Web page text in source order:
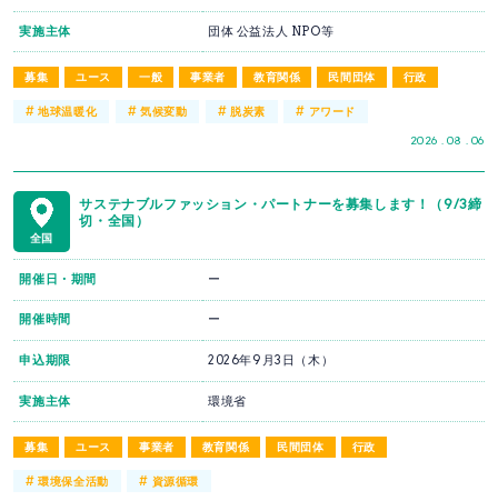
募集 ユース 一般 事業者 教育関係 民間団体 行政
2026 . 08 . 06
実施主体 団体 公益法人 NPO等
#地球温暖化 # 気候変動 #脱炭素 # アワード
全国
サステナブルファッション・パートナーを募集します！（9/3締
切・全国）
募集 ユース 事業者 教育関係 民間団体 行政
開催日・期間 ー
開催時間 ー
申込期限 2026年9月3日（木）
実施主体 環境省
#環境保全活動 # 資源循環